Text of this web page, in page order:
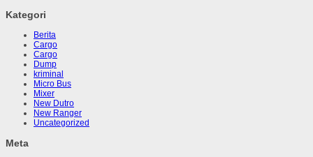
Kategori
Berita
Cargo
Cargo
Dump
kriminal
Micro Bus
Mixer
New Dutro
New Ranger
Uncategorized
Meta